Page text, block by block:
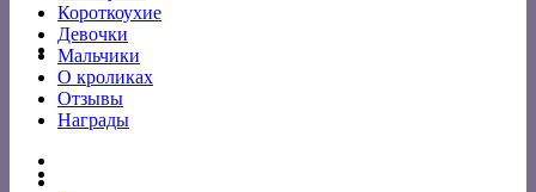
Короткоухие
Девочки
Мальчики
О кроликах
Отзывы
Награды